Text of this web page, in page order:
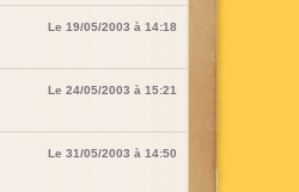
Le 19/05/2003 à 14:18
Le 24/05/2003 à 15:21
Le 31/05/2003 à 14:50